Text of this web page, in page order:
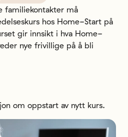
familiekontakter må
hos Home-Start på
gir innsikt i hva Home-
nye frivillige på å bli
om oppstart av nytt kurs.